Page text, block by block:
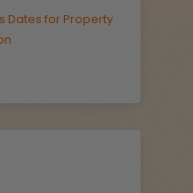
Dates for Property